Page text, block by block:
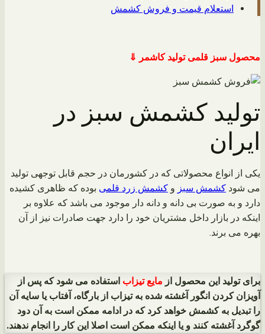
استعلام قیمت و فروش کشمش
محصول سبز قلمی تولید کاشمر ⇓
تولید کشمش سبز در
ایران
یکی از انواع محصولاتی که در کشورمان در حجم قابل توجهی تولید
می شود کشمش سبز و کشمش زرد قلمی بوده که ظاهری کشیده
دارد و به صورت بی دانه و دانه دار موجود می باشد که علاوه بر
اینکه در بازار داخل مشتریان خود را دارد جهت صادرات نیز از آن
بهره می برند.
برای تولید این محصول از مایع تیزاب استفاده می شود که پس از
آویزان کردن انگور آغشته شده به تیزاب از بارگاه، آفتاب یا سایه آن
را تبدیل به کشمش خواهد کرد که در ادامه ممکن است به آن دود
گوگرد آغشته کنند و یا اینکه ممکن است اصلا این کار را انجام ندهند.